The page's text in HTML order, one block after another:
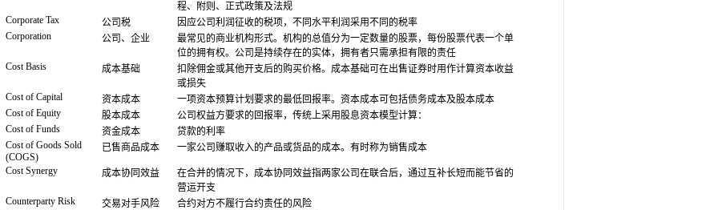
程、附则、正式政策及法规
Corporate Tax
公司税
因应公司利润征收的税项，不同水平利润采用不同的税率
Corporation
公司、企业
最常见的商业机构形式。机构的总值分为一定数量的股票，每份股票代表一个单
位的拥有权。公司是持续存在的实体，拥有者只需承担有限的责任
Cost Basis
成本基础
扣除佣金或其他开支后的购买价格。成本基础可在出售证券时用作计算资本收益
或损失
Cost of Capital
资本成本
一项资本预算计划要求的最低回报率。资本成本可包括债务成本及股本成本
Cost of Equity
股本成本
公司权益方要求的回报率，传统上采用股息资本模型计算：
Cost of Funds
资金成本
贷款的利率
Cost of Goods Sold
(COGS)
已售商品成本 一家公司赚取收入的产品或货品的成本。有时称为销售成本
Cost Synergy 成本协同效益
在合并的情况下，成本协同效益指两家公司在联合后，通过互补长短而能节省的
营运开支
Counterparty Risk
交易对手风险
合约对方不履行合约责任的风险